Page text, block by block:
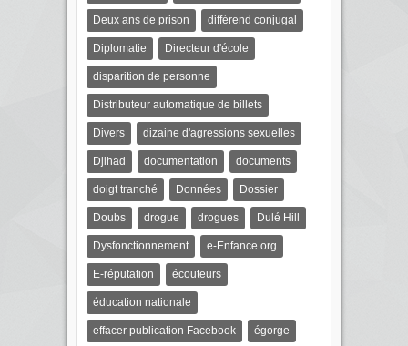
Deux ans de prison différend conjugal
Diplomatie Directeur d'école
disparition de personne
Distributeur automatique de billets
Divers dizaine d'agressions sexuelles
Djihad documentation documents
doigt tranché Données Dossier
Doubs drogue drogues Dulé Hill
Dysfonctionnement e-Enfance.org
E-réputation écouteurs
éducation nationale
effacer publication Facebook égorge